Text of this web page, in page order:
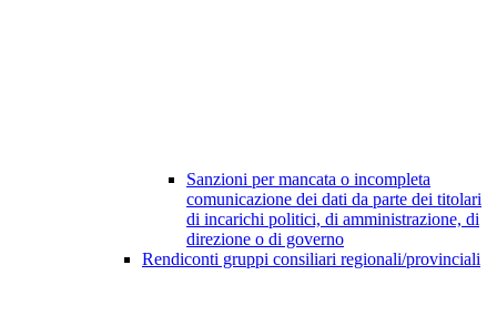
Sanzioni per mancata o incompleta
comunicazione dei dati da parte dei titolari
di incarichi politici, di amministrazione, di
direzione o di governo
Rendiconti gruppi consiliari regionali/provinciali